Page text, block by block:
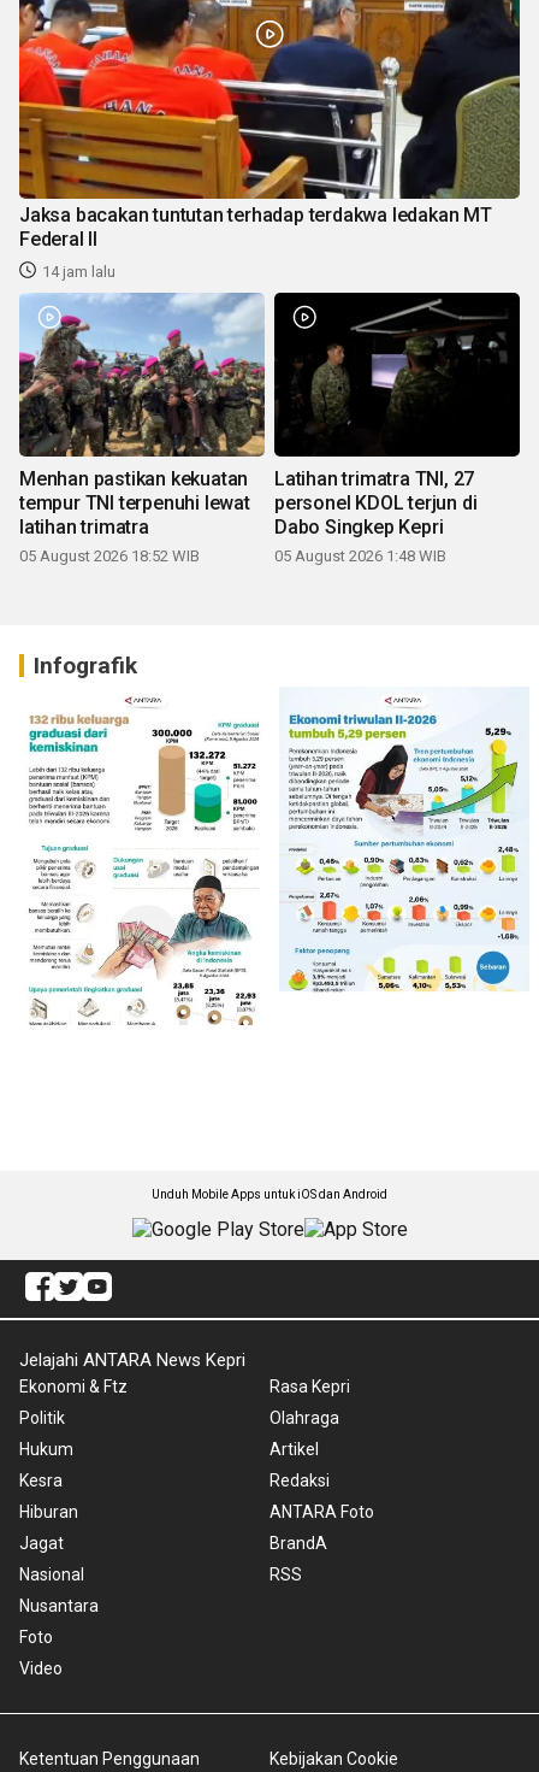
Jaksa bacakan tuntutan terhadap terdakwa ledakan MT
Federal II
14 jam lalu
Menhan pastikan kekuatan
tempur TNI terpenuhi lewat
latihan trimatra
05 August 2026 18:52 WIB
Latihan trimatra TNI, 27
personel KDOL terjun di
Dabo Singkep Kepri
05 August 2026 1:48 WIB
Infografik
Unduh Mobile Apps untuk iOS dan Android
Jelajahi ANTARA News Kepri
Ekonomi & Ftz
Politik
Hukum
Kesra
Hiburan
Jagat
Nasional
Nusantara
Foto
Video
Rasa Kepri
Olahraga
Artikel
Redaksi
ANTARA Foto
BrandA
RSS
Ketentuan Penggunaan Kebijakan Cookie